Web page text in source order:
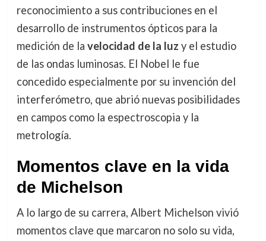
reconocimiento a sus contribuciones en el
desarrollo de instrumentos ópticos para la
medición de la velocidad de la luz y el estudio
de las ondas luminosas. El Nobel le fue
concedido especialmente por su invención del
interferómetro, que abrió nuevas posibilidades
en campos como la espectroscopia y la
metrología.
Momentos clave en la vida
de Michelson
A lo largo de su carrera, Albert Michelson vivió
momentos clave que marcaron no solo su vida,